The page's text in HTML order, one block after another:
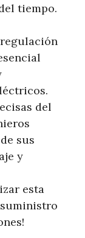
tiempo.
del
sus
y
esta